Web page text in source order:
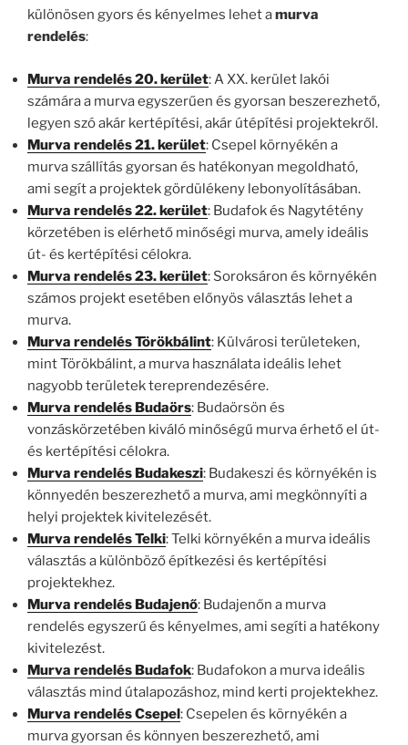
különösen gyors és kényelmes lehet amurva
rendelés:
Murva rendelés 20. kerület: A XX. kerület lakói
számára a murva egyszerűen és gyorsan beszerezhető,
legyen szó akár kertépítési, akár útépítési projektekről.
Murva rendelés 21. kerület: Csepel környékén a
murva szállítás gyorsan és hatékonyan megoldható,
ami segít a projektek gördülékeny lebonyolításában.
Murva rendelés 22. kerület: Budafok és Nagytétény
körzetében is elérhető minőségi murva, amely ideális
út- és kertépítési célokra.
Murva rendelés 23. kerület: Soroksáron és környékén
számos projekt esetében előnyös választás lehet a
murva.
Murva rendelés Törökbálint: Külvárosi területeken,
mint Törökbálint, a murva használata ideális lehet
nagyobb területek tereprendezésére.
Murva rendelés Budaörs: Budaörsön és
vonzáskörzetében kiváló minőségű murva érhető el út-
és kertépítési célokra.
Murva rendelés Budakeszi: Budakeszi és környékén is
könnyedén beszerezhető a murva, ami megkönnyíti a
helyi projektek kivitelezését.
Murva rendelés Telki: Telki környékén a murva ideális
választás a különböző építkezési és kertépítési
projektekhez.
Murva rendelés Budajenő: Budajenőn a murva
rendelés egyszerű és kényelmes, ami segíti a hatékony
kivitelezést.
Murva rendelés Budafok: Budafokon a murva ideális
választás mind útalapozáshoz, mind kerti projektekhez.
Murva rendelés Csepel: Csepelen és környékén a
murva gyorsan és könnyen beszerezhető, ami